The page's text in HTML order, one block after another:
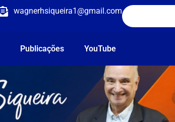
wagnerhsiqueira1@gmail.com
Publicações YouTube